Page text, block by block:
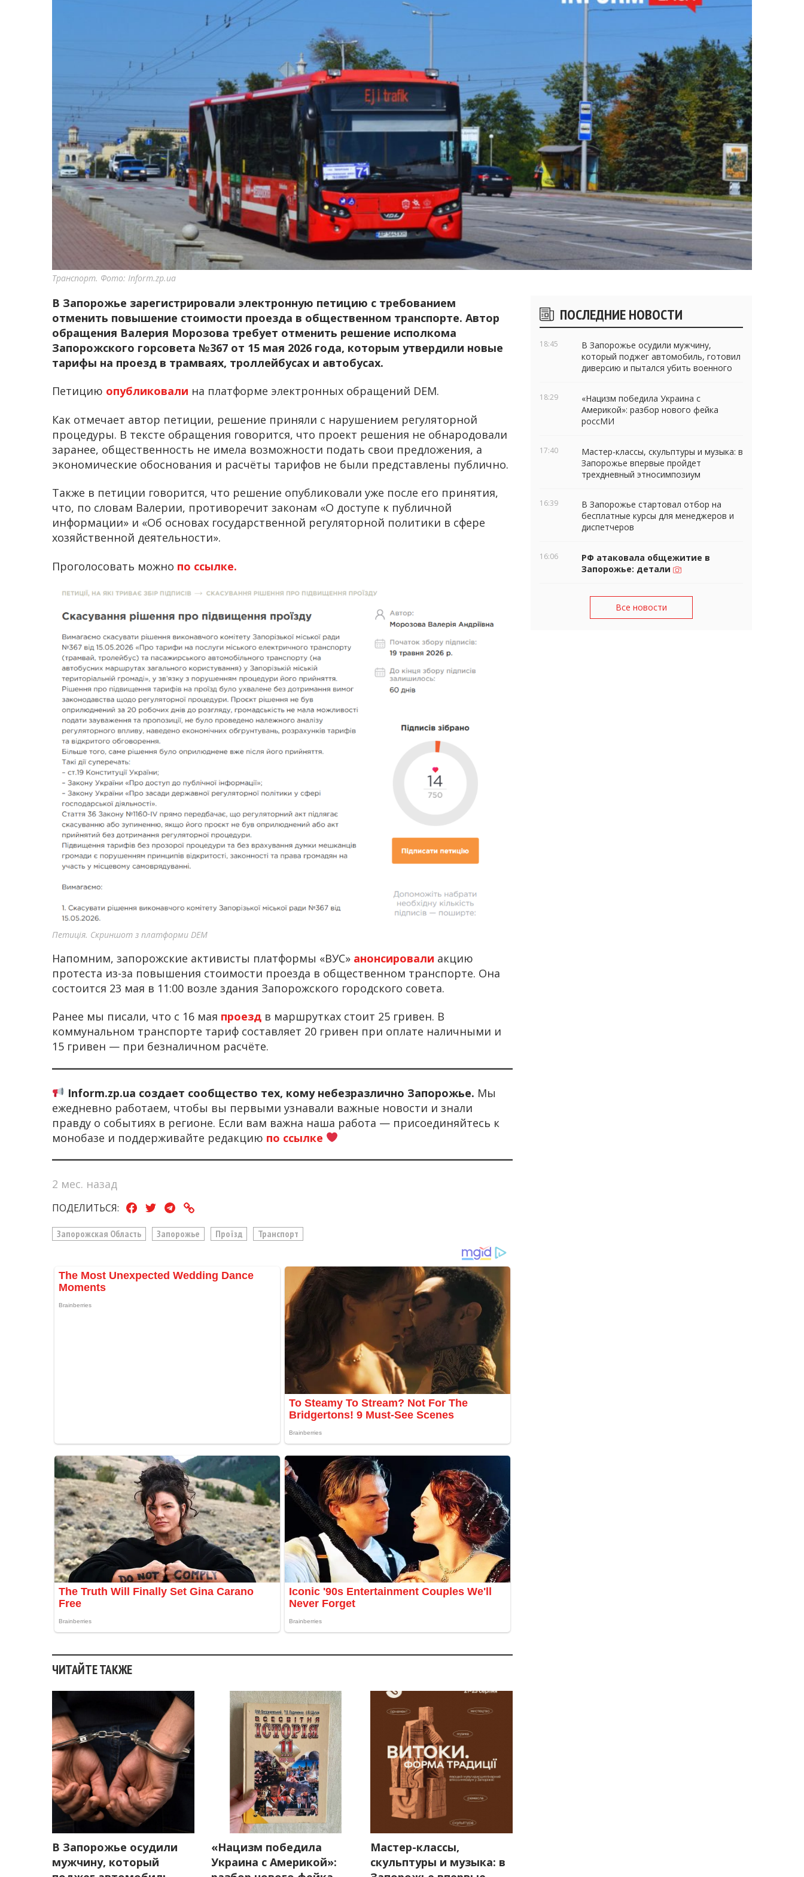
Транспорт. Фото: Inform.zp.ua
В Запорожье зарегистрировали электронную петицию с требованием
отменить повышение стоимости проезда в общественном транспорте. Автор
обращения Валерия Морозова требует отменить решение исполкома
Запорожского горсовета №367 от 15 мая 2026 года, которым утвердили новые
тарифы на проезд в трамваях, троллейбусах и автобусах.
Петицию опубликовали на платформе электронных обращений DEM.
Как отмечает автор петиции, решение приняли с нарушением регуляторной
процедуры. В тексте обращения говорится, что проект решения не обнародовали
заранее, общественность не имела возможности подать свои предложения, а
экономические обоснования и расчёты тарифов не были представлены публично.
Также в петиции говорится, что решение опубликовали уже после его принятия,
что, по словам Валерии, противоречит законам «О доступе к публичной
информации» и «Об основах государственной регуляторной политики в сфере
хозяйственной деятельности».
Проголосовать можно по ссылке.
Петиція. Скриншот з платформи DEM
Напомним, запорожские активисты платформы «ВУС» анонсировали акцию
протеста из-за повышения стоимости проезда в общественном транспорте. Она
состоится 23 мая в 11:00 возле здания Запорожского городского совета.
Ранее мы писали, что с 16 мая проезд в маршрутках стоит 25 гривен. В
коммунальном транспорте тариф составляет 20 гривен при оплате наличными и
15 гривен — при безналичном расчёте.
Inform.zp.ua создает сообщество тех, кому небезразлично Запорожье. Мы
ежедневно работаем, чтобы вы первыми узнавали важные новости и знали
правду о событиях в регионе. Если вам важна наша работа — присоединяйтесь к
монобазе и поддерживайте редакцию по ссылке
2 мес. назад
ПОДЕЛИТЬСЯ:
Запорожская Область Запорожье Проїзд Транспорт
ЧИТАЙТЕ ТАКЖЕ
В Запорожье осудили
мужчину, который
«Нацизм победила
Украина с Америкой»:
Мастер-классы,
скульптуры и музыка: в
Боковые
виджеты
ПОСЛЕДНИЕ НОВОСТИ
18:45
В Запорожье осудили мужчину,
который поджег автомобиль, готовил
диверсию и пытался убить военного
18:29
«Нацизм победила Украина с
Америкой»: разбор нового фейка
россМИ
17:40
Мастер-классы, скульптуры и музыка: в
Запорожье впервые пройдет
трехдневный этносимпозиум
16:39
В Запорожье стартовал отбор на
бесплатные курсы для менеджеров и
диспетчеров
16:06
РФ атаковала общежитие в
Запорожье: детали
Все новости